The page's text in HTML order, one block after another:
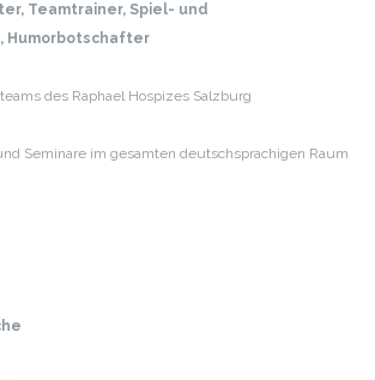
Teamtrainer, Spiel- und
Humorbotschafter
des Raphael Hospizes Salzburg
Seminare im gesamten deutschsprachigen Raum